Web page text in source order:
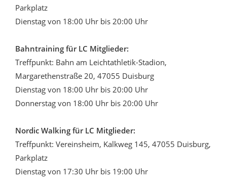
Parkplatz
Dienstag von 18:00 Uhr bis 20:00 Uhr
Bahntraining für LC Mitglieder:
Treffpunkt: Bahn am Leichtathletik-Stadion,
Margarethenstraße 20, 47055 Duisburg
Dienstag von 18:00 Uhr bis 20:00 Uhr
Donnerstag von 18:00 Uhr bis 20:00 Uhr
Nordic Walking für LC Mitglieder:
Treffpunkt: Vereinsheim, Kalkweg 145, 47055 Duisburg,
Parkplatz
Dienstag von 17:30 Uhr bis 19:00 Uhr